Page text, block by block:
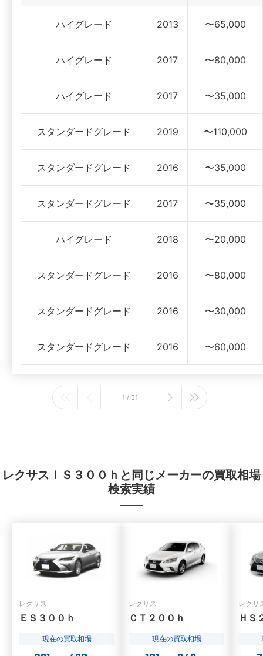
ハイグレード 2013 〜65,000
ハイグレード 2017 〜80,000
ハイグレード 2017 〜35,000
スタンダードグレード 2019 〜110,000
スタンダードグレード 2016 〜35,000
スタンダードグレード 2017 〜35,000
ハイグレード 2018 〜20,000
スタンダードグレード 2016 〜80,000
スタンダードグレード 2016 〜30,000
スタンダードグレード 2016 〜60,000
1 / 51
レクサスＩＳ３００ｈと同じメーカーの買取相場
検索実績
レクサス
ＥＳ３００ｈ
現在の買取相場
レクサス
ＣＴ２００ｈ
現在の買取相場
レクサ
ＨＳ